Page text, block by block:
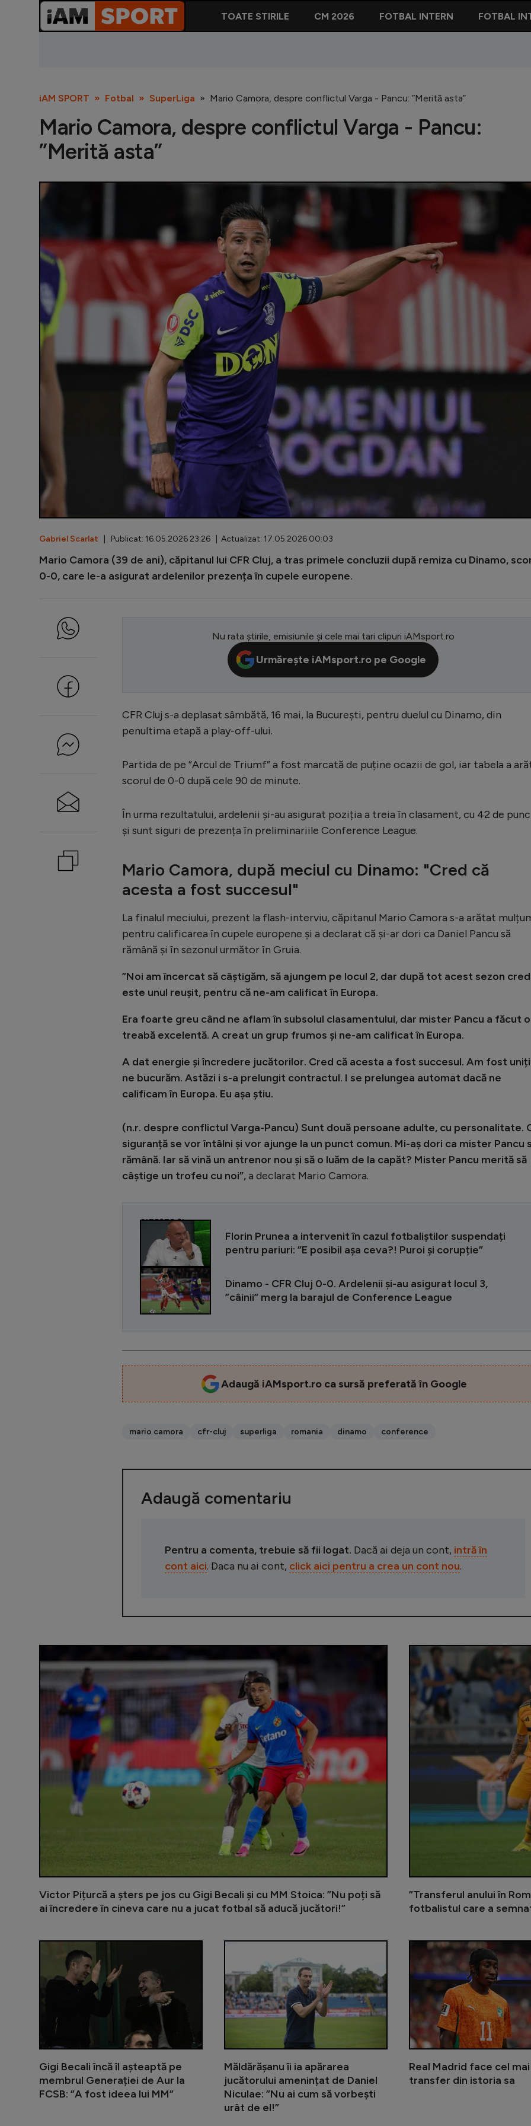
TOATE STIRILE CM 2026 FOTBAL INTERN FOTBAL
iAM SPORT Fotbal SuperLiga Mario Camora, despre conflictul Varga - Pancu: ”Merită asta”
Mario Camora, despre conflictul Varga - Pancu:
”Merită asta”
Gabriel Scarlat | Publicat: 16.05.2026 23:26 | Actualizat: 17.05.2026 00:03
Mario Camora (39 de ani), căpitanul lui CFR Cluj, a tras primele concluzii după remiza cu Dinamo,
0-0, care le-a asigurat ardelenilor prezența în cupele europene.
Nu rata știrile, emisiunile și cele mai tari clipuri iAMsport.ro
Urmărește iAMsport.ro pe Google
CFR Cluj s-a deplasat sâmbătă, 16 mai, la București, pentru duelul cu Dinamo, din
penultima etapă a play-off-ului.
Partida de pe ”Arcul de Triumf” a fost marcată de puține ocazii de gol, iar tabela a
scorul de 0-0 după cele 90 de minute.
În urma rezultatului, ardelenii și-au asigurat poziția a treia în clasament, cu 42 de
și sunt siguri de prezența în preliminariile Conference League.
Mario Camora, după meciul cu Dinamo: "Cred că
acesta a fost succesul"
La finalul meciului, prezent la flash-interviu, căpitanul Mario Camora s-a arătat
pentru calificarea în cupele europene și a declarat că și-ar dori ca Daniel Pancu să
rămână și în sezonul următor în Gruia.
”Noi am încercat să câștigăm, să ajungem pe locul 2, dar după tot acest sezon
este unul reușit, pentru că ne-am calificat în Europa.
Era foarte greu când ne aflam în subsolul clasamentului, dar mister Pancu a făcut o
treabă excelentă. A creat un grup frumos și ne-am calificat în Europa.
A dat energie și încredere jucătorilor. Cred că acesta a fost succesul. Am fost uniți
ne bucurăm. Astăzi i s-a prelungit contractul. I se prelungea automat dacă ne
calificam în Europa. Eu așa știu.
(n.r. despre conflictul Varga-Pancu) Sunt două persoane adulte, cu personalitate.
siguranță se vor întâlni și vor ajunge la un punct comun. Mi-aș dori ca mister Pancu
rămână. Iar să vină un antrenor nou și să o luăm de la capăt? Mister Pancu merită să
câștige un trofeu cu noi”,a declarat Mario Camora.
CITEȘTE ȘI
Florin Prunea a intervenit în cazul fotbaliștilor suspendați
pentru pariuri: ”E posibil așa ceva?! Puroi și corupție”
Dinamo - CFR Cluj 0-0. Ardelenii și-au asigurat locul 3,
”câinii” merg la barajul de Conference League
Adaugă iAMsport.ro ca sursă preferată în Google
mario camora cfr-cluj superliga romania dinamo conference
Adaugă comentariu
Pentru a comenta, trebuie să fii logat. Dacă ai deja un cont, intră în
cont aici. Daca nu ai cont, click aici pentru a crea un cont nou.
Victor Pițurcă a șters pe jos cu Gigi Becali și cu MM Stoica: ”Nu poți să
ai încredere în cineva care nu a jucat fotbal să aducă jucători!”
”Transferul anului în
fotbalistul care a
Gigi Becali încă îl așteaptă pe
membrul Generației de Aur la
FCSB: ”A fost ideea lui MM”
Gigi Becali încă îl așteaptă pe
Măldărășanu îi ia apărarea
jucătorului amenințat de Daniel
Niculae: ”Nu ai cum să vorbești
urât de el!”
Real Madrid face cel
transfer din istoria sa